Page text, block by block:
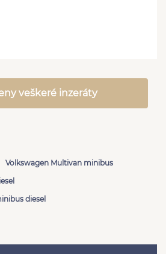
veškeré inzeráty
Volkswagen Multivan minibus
diesel